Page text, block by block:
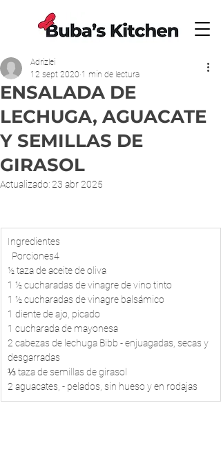
ENSALADA DE
LECHUGA, AGUACATE
Y SEMILLAS DE
GIRASOL
Adrizlei
12 sept 2020 1 min de lectura
Actualizado:23 abr 2025
Ingredientes
  Porciones4
½ taza de aceite de oliva
1 ½ cucharadas de vinagre de vino tinto
1 ½ cucharadas de vinagre balsámico
1 diente de ajo, picado
1 cucharada de mayonesa
2 cabezas de lechuga Bibb - enjuagadas, secas y
desgarradas
⅓ taza de semillas de girasol
2 aguacates, - pelados, sin hueso y en rodajas